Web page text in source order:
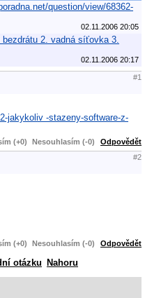
question/view/68362-
02.11.2006 20:05
2. vadná síťovka 3.
02.11.2006 20:17
#1
jakykoliv -stazeny-software-z-
(+0) Nesouhlasím (-0) Odpovědět
#2
(+0) Nesouhlasím (-0) Odpovědět
otázku Nahoru